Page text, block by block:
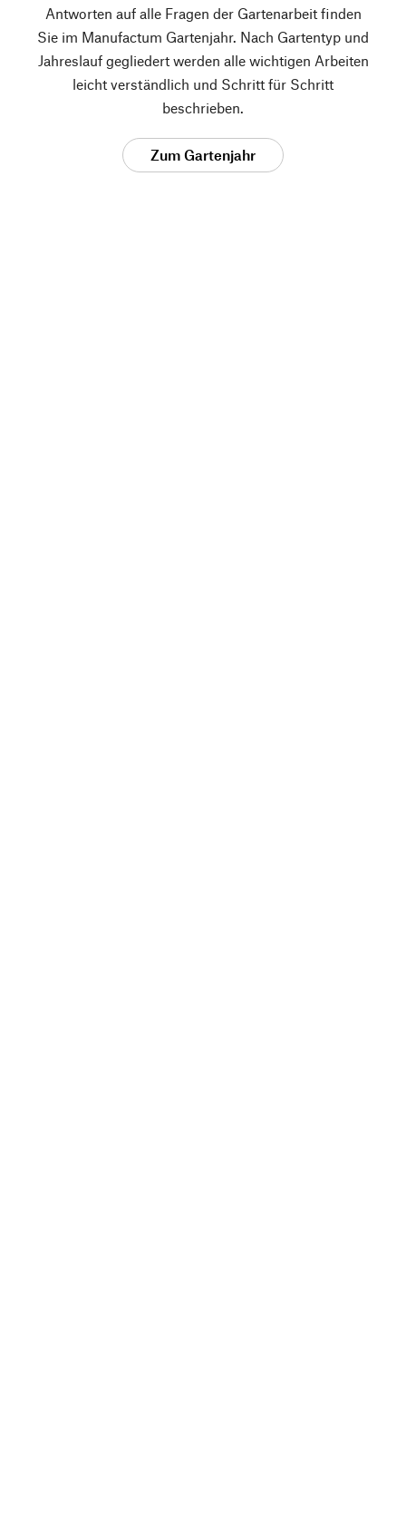
Antworten auf alle Fragen der Gartenarbeit finden
Sie im Manufactum Gartenjahr. Nach Gartentyp und
Jahreslauf gegliedert werden alle wichtigen Arbeiten
leicht verständlich und Schritt für Schritt
beschrieben.
Zum Gartenjahr